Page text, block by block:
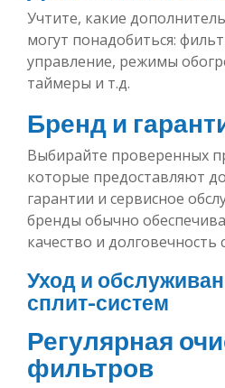
Учтите, какие
могут понадобиться:
управление, режимы
таймеры и т.д.
Бренд и
Выбирайте проверенных
которые предоставляют
гарантии и сервисное
бренды обычно
качество и долговечность
Уход и
сплит-систем
Регулярная
фильтров